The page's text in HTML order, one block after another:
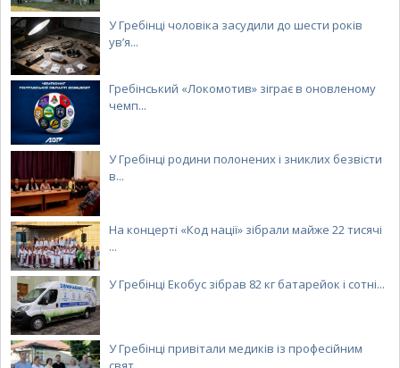
У Гребінці чоловіка засудили до шести років
ув’я...
Гребінський «Локомотив» зіграє в оновленому
чемп...
У Гребінці родини полонених і зниклих безвісти
в...
На концерті «Код нації» зібрали майже 22 тисячі
...
У Гребінці Екобус зібрав 82 кг батарейок і сотні...
У Гребінці привітали медиків із професійним